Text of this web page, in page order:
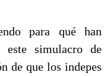
para qué han
simulacro de
de que los indepes